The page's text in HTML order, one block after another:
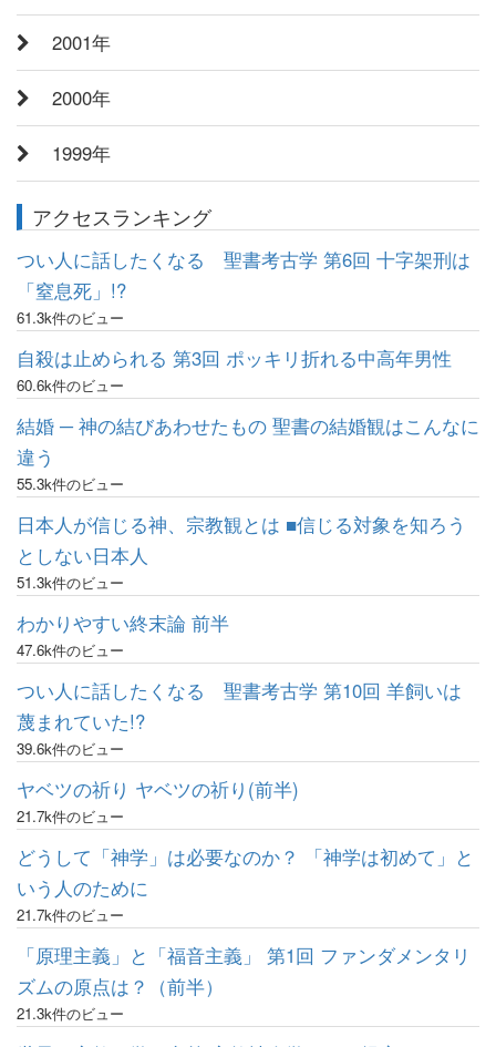
2001年
2000年
1999年
アクセスランキング
つい人に話したくなる 聖書考古学 第6回 十字架刑は
「窒息死」!?
61.3k件のビュー
自殺は止められる 第3回 ポッキリ折れる中高年男性
60.6k件のビュー
結婚 ─ 神の結びあわせたもの 聖書の結婚観はこんなに
違う
55.3k件のビュー
日本人が信じる神、宗教観とは ■信じる対象を知ろう
としない日本人
51.3k件のビュー
わかりやすい終末論 前半
47.6k件のビュー
つい人に話したくなる 聖書考古学 第10回 羊飼いは
蔑まれていた!?
39.6k件のビュー
ヤベツの祈り ヤベツの祈り(前半)
21.7k件のビュー
どうして「神学」は必要なのか？ 「神学は初めて」と
いう人のために
21.7k件のビュー
「原理主義」と「福音主義」 第1回 ファンダメンタリ
ズムの原点は？（前半）
21.3k件のビュー